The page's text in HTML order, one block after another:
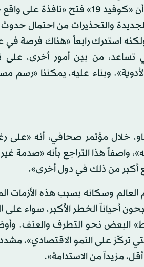
المعيشة على مستوى العالم. ويضيف أن
الجديدة والتحذيرات من احتمال
استدرك رابعاً «هناك فرصة في
تساعد، من بين أمور أخرى، على
وبناء عليه، يمكننا
واصفاً هذا التراجع بأنه «صدمة
أكبر من ذلك في دول أخرى».
وسكانه بسبب هذه الأزمات
أحياناً الخطر الأكبر، سواء
البعض نحو التطرف والعنف.
تركّز على النمو الاقتصادي»،
مزيداً من الاستدامة».